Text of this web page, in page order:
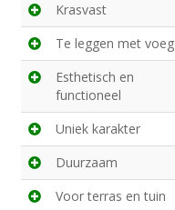
Krasvast
Te leggen met voeg
Esthetisch en
functioneel
Uniek karakter
Duurzaam
Voor terras en tuin